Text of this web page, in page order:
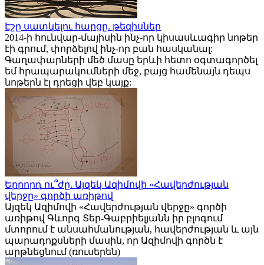
Էշը սատկելու հարցը. թեզիսներ
2014-ի հունվար-մայիսին ինչ-որ կիսասևագիր նոթեր
էի գրում, փորձելով ինչ-որ բան հասկանալ:
Գաղափարների մեծ մասը երևի հետո օգտագործել
եմ հրապարակումների մեջ, բայց համենայն դեպս
նոթերն էլ դրեցի վեբ կայք:
Երրորդ ու՞ժը. Այզեկ Ազիմովի «Հավերժության
վերջը» գործի առիթով
Այզեկ Ազիմովի «Հավերժության վերջը» գործի
առիթով Գևորգ Տեր-Գաբրիելյանն իր բլոգում
մտորում է անսահմանության, հավերժության և այն
պարադոքսների մասին, որ Ազիմովի գործն է
արթնեցնում (ռուսերեն)